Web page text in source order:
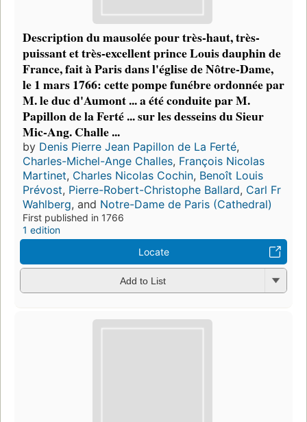
Description du mausolée pour très-haut, très-
puissant et très-excellent prince Louis dauphin de
France, fait à Paris dans l'église de Nôtre-Dame,
le 1 mars 1766: cette pompe funébre ordonnée par
M. le duc d'Aumont ... a été conduite par M.
Papillon de la Ferté ... sur les desseins du Sieur
Mic-Ang. Challe ...
by Denis Pierre Jean Papillon de La Ferté,
Charles-Michel-Ange Challes, François Nicolas
Martinet, Charles Nicolas Cochin, Benoît Louis
Prévost, Pierre-Robert-Christophe Ballard, Carl Fr
Wahlberg, and Notre-Dame de Paris (Cathedral)
First published in 1766
1 edition
Locate
Add to List